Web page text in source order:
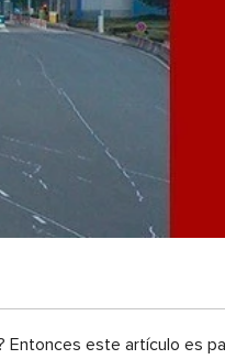
este artículo es